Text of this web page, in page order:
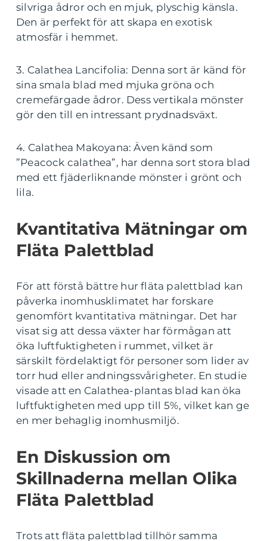
silvriga ådror och en mjuk, plyschig känsla.
Den är perfekt för att skapa en exotisk
atmosfär i hemmet.
3. Calathea Lancifolia: Denna sort är känd för
sina smala blad med mjuka gröna och
cremefärgade ådror. Dess vertikala mönster
gör den till en intressant prydnadsväxt.
4. Calathea Makoyana: Även känd som
”Peacock calathea”, har denna sort stora blad
med ett fjäderliknande mönster i grönt och
lila.
Kvantitativa Mätningar om
Fläta Palettblad
För att förstå bättre hur fläta palettblad kan
påverka inomhusklimatet har forskare
genomfört kvantitativa mätningar. Det har
visat sig att dessa växter har förmågan att
öka luftfuktigheten i rummet, vilket är
särskilt fördelaktigt för personer som lider av
torr hud eller andningssvårigheter. En studie
visade att en Calathea-plantas blad kan öka
luftfuktigheten med upp till 5%, vilket kan ge
en mer behaglig inomhusmiljö.
En Diskussion om
Skillnaderna mellan Olika
Fläta Palettblad
Trots att fläta palettblad tillhör samma